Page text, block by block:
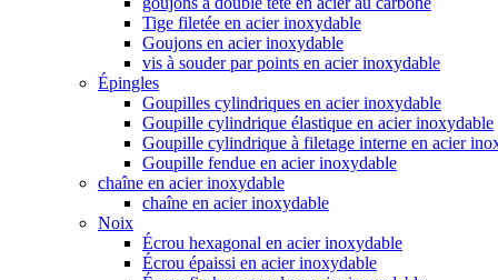
Tige filetée en acier inoxydable
Goujons en acier inoxydable
vis à souder par points en acier inoxydable
Épingles
Goupilles cylindriques en acier inoxydable
Goupille cylindrique élastique en acier inoxydable
Goupille cylindrique à filetage interne en acier
Goupille fendue en acier inoxydable
chaîne en acier inoxydable
chaîne en acier inoxydable
Noix
Écrou hexagonal en acier inoxydable
Écrou épaissi en acier inoxydable